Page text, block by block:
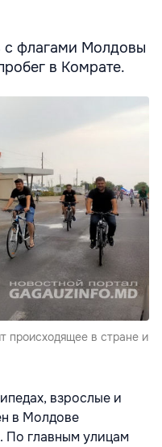
с флагами Молдовы
в Комрате.
происходящее в стране и
взрослые и
в Молдове
По главным улицам